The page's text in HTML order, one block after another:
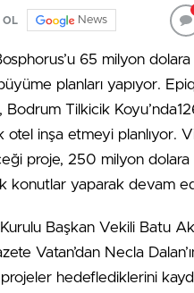
OL News
65 milyon
planları yapıyor.
Tilkicik
inşa etmeyi planlıyor.
proje, 250 milyon dolara
konutlar yaparak devam
Başkan Vekili Batu
Vatan’dan Necla
hedeflediklerini